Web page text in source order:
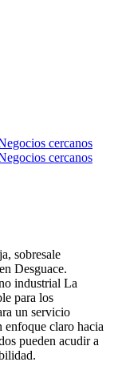
cercanos
cercanos
sobresale
Desguace.
industrial La
para los
un servicio
enfoque claro hacia
pueden acudir a